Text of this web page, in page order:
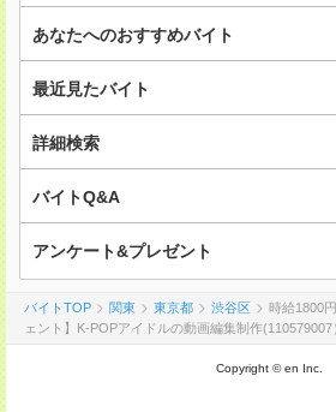
あなたへのおすすめバイト
最近見たバイト
詳細検索
バイトQ&A
アンケート&プレゼント
バイトTOP 関東 東京都 渋谷区
時給1800
ェント】K-POPアイドルの動画編集制作(110579007
Copyright © en Inc.